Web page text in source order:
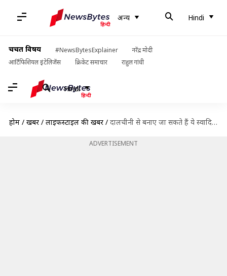
अन्य Hindi
चर्चित विषय #NewsBytesExplainer
नरेंद्र मोदी
आर्टिफिशियल इंटेलिजेंस
क्रिकेट समाचार राहुल गांधी
Hindi
होम / खबरें / लाइफस्टाइल की खबरें / दालचीनी से बनाए जा सकते हैं ये स्वादिष्ट व्यंजन, जानिए इनकी रेसिपी
ADVERTISEMENT